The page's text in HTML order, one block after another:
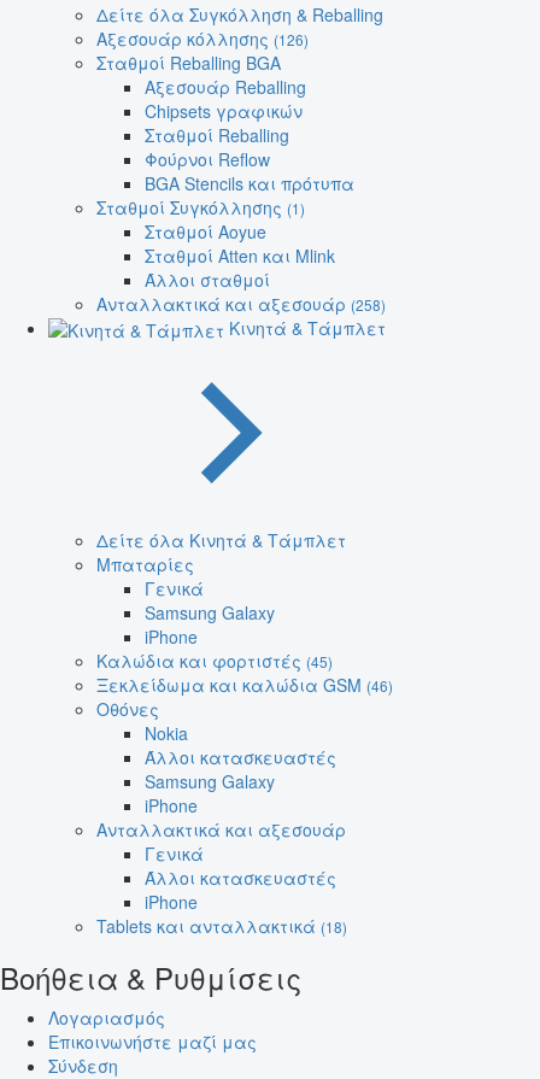
Δείτε όλα Συγκόλληση & Reballing
Αξεσουάρ κόλλησης (126)
Σταθμοί Reballing BGA
Αξεσουάρ Reballing
Chipsets γραφικών
Σταθμοί Reballing
Φούρνοι Reflow
BGA Stencils και πρότυπα
Σταθμοί Συγκόλλησης (1)
Σταθμοί Aoyue
Σταθμοί Atten και Mlink
Άλλοι σταθμοί
Ανταλλακτικά και αξεσουάρ (258)
Κινητά & Τάμπλετ
Δείτε όλα Κινητά & Τάμπλετ
Μπαταρίες
Γενικά
Samsung Galaxy
iPhone
Καλώδια και φορτιστές (45)
Ξεκλείδωμα και καλώδια GSM (46)
Οθόνες
Nokia
Άλλοι κατασκευαστές
Samsung Galaxy
iPhone
Ανταλλακτικά και αξεσουάρ
Γενικά
Άλλοι κατασκευαστές
iPhone
Tablets και ανταλλακτικά (18)
Βοήθεια & Ρυθμίσεις
Λογαριασμός
Επικοινωνήστε μαζί μας
Σύνδεση